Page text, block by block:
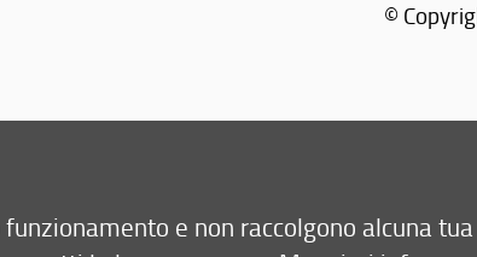
©
e non raccolgono alcuna tua